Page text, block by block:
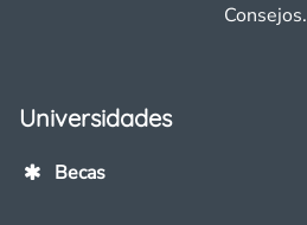
Consejos.
Universidades
Becas